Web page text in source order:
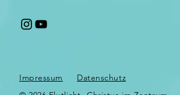
Impressum
Datenschutz